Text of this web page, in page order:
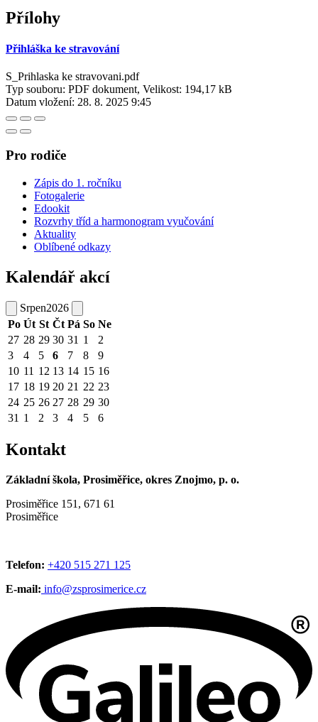
Přílohy
Přihláška ke stravování
S_Prihlaska ke stravovani.pdf
Typ souboru: PDF dokument, Velikost: 194,17 kB
Datum vložení: 28. 8. 2025 9:45
Pro rodiče
Zápis do 1. ročníku
Fotogalerie
Edookit
Rozvrhy tříd a harmonogram vyučování
Aktuality
Oblíbené odkazy
Kalendář akcí
Srpen2026
Po Út St Čt Pá So Ne
27 28 29 30 31 1
2
3
4 5 6 7 8
9
10 11 12 13 14 15 16
17 18 19 20 21 22 23
24 25 26 27 28 29 30
31 1 2 3 4 5 6
Kontakt
Základní škola, Prosiměřice, okres Znojmo, p. o.
Prosiměřice 151, 671 61
Prosiměřice
Telefon: +420 515 271 125
E-mail: info@zsprosimerice.cz